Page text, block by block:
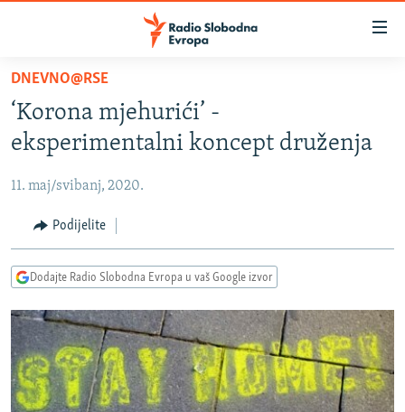
Pređite
glavni
sadržaj
Pređite
na
navigaciju
Pređite
na
BOSNA I HERCEGOVINA
SRBIJA
KOSOVO
CRNA GORA
VIDEO
FOTOGALERIJE
INFOGRAFIKE
PODCASTI
RAT U UKRAJINI
KINA NA BALKANU
RSE PRIČE IZ SVIJETA
DNEVNO@RSE
‘Korona mjehurići’ -
eksperimentalni koncept druženja
11. maj/svibanj, 2020.
Podijelite
Dodajte Radio Slobodna Evropa u vaš Google izvor